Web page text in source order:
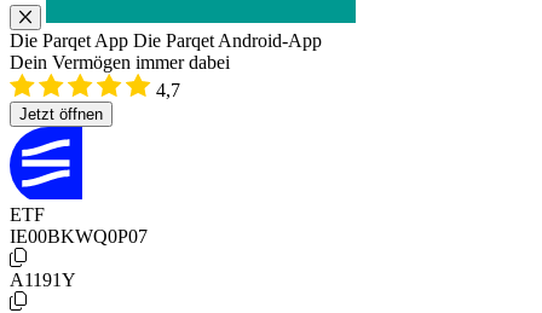
Die Parqet App Die Parqet Android-App
Dein Vermögen immer dabei
4,7
Jetzt öffnen
ETF
IE00BKWQ0P07
A1191Y